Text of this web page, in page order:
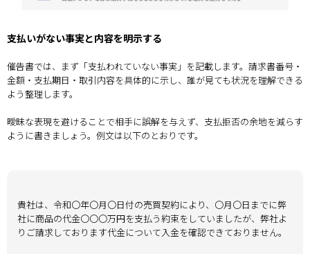
支払いがない事実と内容を明示する
催告書では、まず「支払われていない事実」を記載します。請求書番号・
金額・支払期日・取引内容を具体的に示し、誰が見ても状況を理解できる
よう整理します。
曖昧な表現を避けることで相手に誤解を与えず、支払拒否の余地を減らす
ように書きましょう。例文は以下のとおりです。
貴社は、令和〇年〇月〇日付の売買契約により、〇月〇日までに弊
社に商品の代金〇〇〇万円を支払う約束をしていましたが、弊社よ
りご請求しております代金について入金を確認できておりません。